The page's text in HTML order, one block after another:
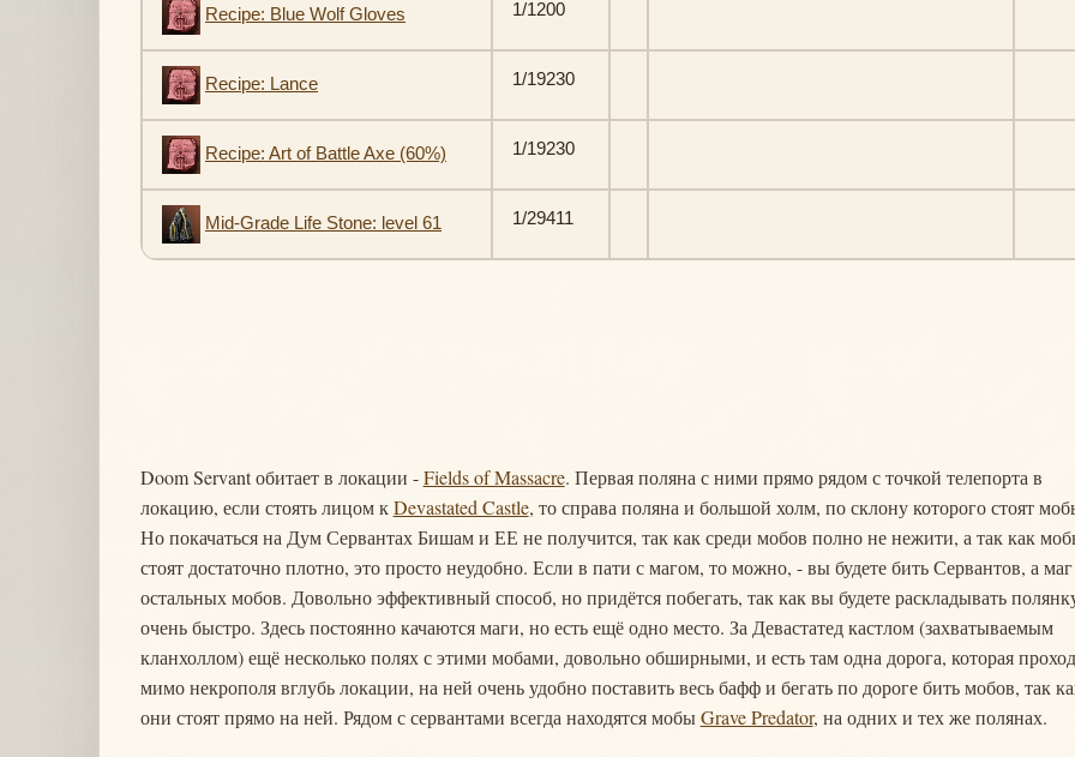
Recipe: Blue Wolf Gloves 1/1200
Recipe: Lance 1/19230
Recipe: Art of Battle Axe (60%) 1/19230
Mid-Grade Life Stone: level 61 1/29411
Doom Servant обитает в локации -Fields of Massacre. Первая поляна с ними прямо рядом с точкой телепорта в
локацию, если стоять лицом кDevastated Castle, то справа поляна и большой холм, по склону которого стоят
Но покачаться на Дум Сервантах Бишам и ЕЕ не получится, так как среди мобов полно не нежити, а так как
стоят достаточно плотно, это просто неудобно. Если в пати с магом, то можно, - вы будете бить Сервантов, а маг
остальных мобов. Довольно эффективный способ, но придётся побегать, так как вы будете раскладывать
очень быстро. Здесь постоянно качаются маги, но есть ещё одно место. За Девастатед кастлом (захватываемым
кланхоллом) ещё несколько полях с этими мобами, довольно обширными, и есть там одна дорога, которая
мимо некрополя вглубь локации, на ней очень удобно поставить весь бафф и бегать по дороге бить мобов, так
они стоят прямо на ней. Рядом с сервантами всегда находятся мобыGrave Predator, на одних и тех же полянах.